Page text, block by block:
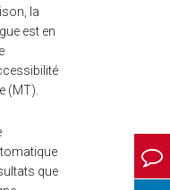
la
est en
(MT).
que